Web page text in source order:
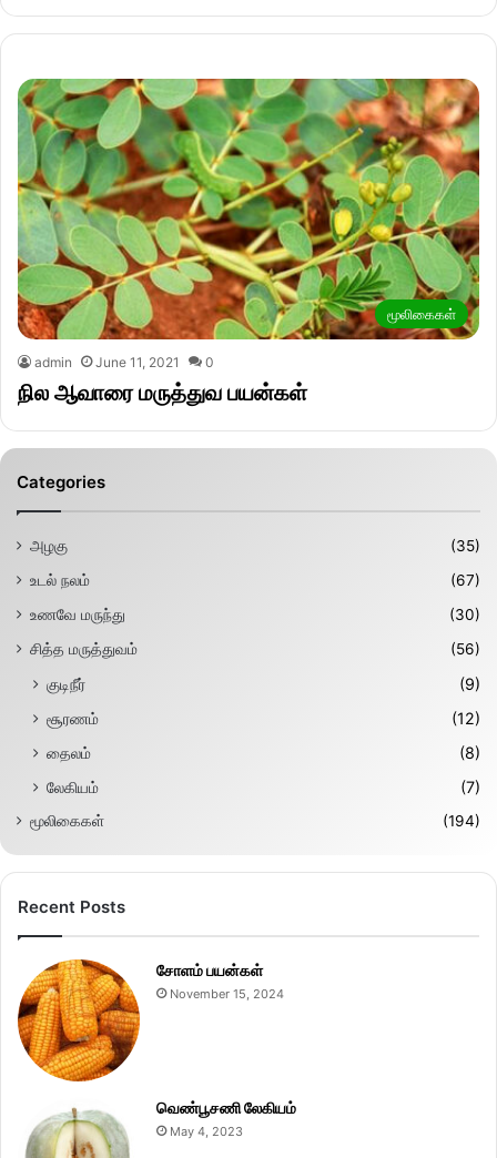
மூலிகைகள்
admin June 11, 2021 0
நில ஆவாரை மருத்துவ பயன்கள்
Categories
அழகு
(35)
உடல் நலம்
(67)
உணவே மருந்து
(30)
சித்த மருத்துவம்
(56)
குடிநீர்
(9)
சூரணம்
(12)
தைலம்
(8)
லேகியம்
(7)
மூலிகைகள் (194)
Recent Posts
சோளம் பயன்கள்
November 15, 2024
வெண்பூசணி லேகியம்
May 4, 2023